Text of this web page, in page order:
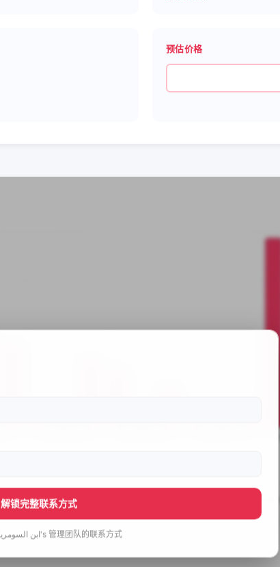
预估价格
解锁完整联系方式
ابن السومريون's 管理团队的联系方式